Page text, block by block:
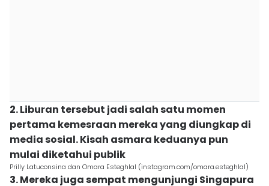
2. Liburan tersebut jadi salah satu momen
pertama kemesraan mereka yang diungkap di
media sosial. Kisah asmara keduanya pun
mulai diketahui publik
Prilly Latuconsina dan Omara Esteghlal (instagram.com/omara.esteghlal)
3. Mereka juga sempat mengunjungi Singapura